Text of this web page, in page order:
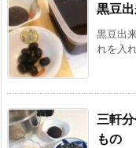
黒豆
黒豆出
れを入
三軒
もの